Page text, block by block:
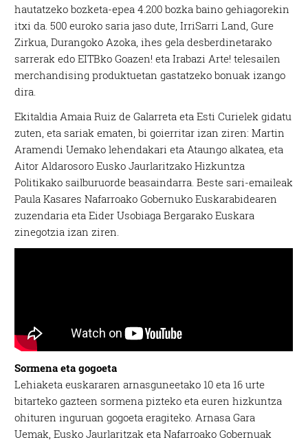
hautatzeko bozketa-epea 4.200 bozka baino gehiagorekin
itxi da. 500 euroko saria jaso dute, IrriSarri Land, Gure
Zirkua, Durangoko Azoka, ihes gela desberdinetarako
sarrerak edo EITBko Goazen! eta Irabazi Arte! telesailen
merchandising produktuetan gastatzeko bonuak izango
dira.
Ekitaldia Amaia Ruiz de Galarreta eta Esti Curielek gidatu
zuten, eta sariak ematen, bi goierritar izan ziren: Martin
Aramendi Uemako lehendakari eta Ataungo alkatea, eta
Aitor Aldarosoro Eusko Jaurlaritzako Hizkuntza
Politikako sailburuorde beasaindarra. Beste sari-emaileak
Paula Kasares Nafarroako Gobernuko Euskarabidearen
zuzendaria eta Eider Usobiaga Bergarako Euskara
zinegotzia izan ziren.
Sormena eta gogoeta
Lehiaketa euskararen arnasguneetako 10 eta 16 urte
bitarteko gazteen sormena pizteko eta euren hizkuntza
ohituren inguruan gogoeta eragiteko. Arnasa Gara
Uemak, Eusko Jaurlaritzak eta Nafarroako Gobernuak